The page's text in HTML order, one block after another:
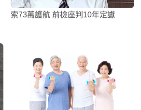
索73萬護航 前檢座判10年定讞